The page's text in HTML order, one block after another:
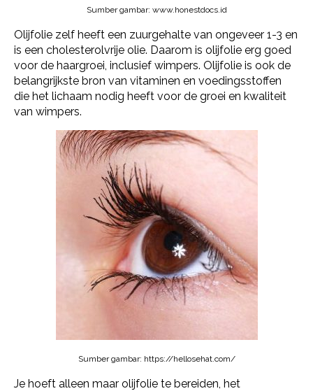
Sumber gambar: www.honestdocs.id
Olijfolie zelf heeft een zuurgehalte van ongeveer 1-3 en
is een cholesterolvrije olie. Daarom is olijfolie erg goed
voor de haargroei, inclusief wimpers. Olijfolie is ook de
belangrijkste bron van vitaminen en voedingsstoffen
die het lichaam nodig heeft voor de groei en kwaliteit
van wimpers.
Sumber gambar: https://hellosehat.com/
Je hoeft alleen maar olijfolie te bereiden, het